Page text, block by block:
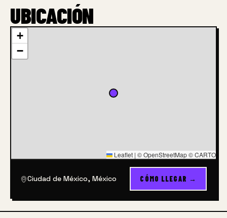
UBICACIÓN
+
−
Leaflet | © OpenStreetMap © CARTO
Ciudad de México, México CÓMO LLEGAR →